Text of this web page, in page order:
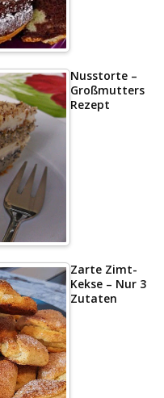
Nusstorte –
Großmutters
Rezept
Zarte Zimt-
Kekse – Nur 3
Zutaten